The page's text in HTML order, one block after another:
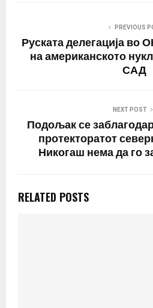
PREVIOUS
Руската делегација во
на американското
САД
NEXT POST
Подољак се
протекторатот
Никогаш нема да го
RELATED POSTS